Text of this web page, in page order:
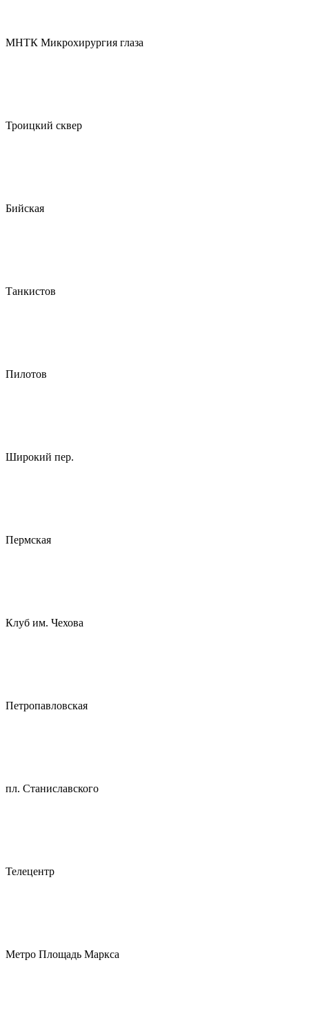
МНТК Микрохирургия глаза
Троицкий сквер
Бийская
Танкистов
Пилотов
Широкий пер.
Пермская
Клуб им. Чехова
Петропавловская
пл. Станиславского
Телецентр
Метро Площадь Маркса